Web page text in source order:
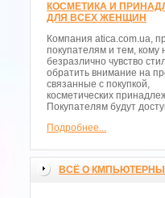
КОСМЕТИКА И
ДЛЯ ВСЕХ ЖЕНЩИН
Компания atica.com.ua,
покупателям и тем, кому
безразлично чувство
обратить внимание на
связанные с покупкой,
косметических
Покупателям будут
Подробнее...
ВСЁ О